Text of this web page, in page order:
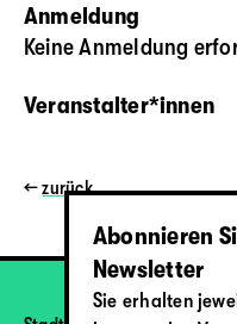
Anmeldung
Keine Anmeldung
Veranstalter*innen
←zurück
Abonnieren
Newsletter
Sie erhalten